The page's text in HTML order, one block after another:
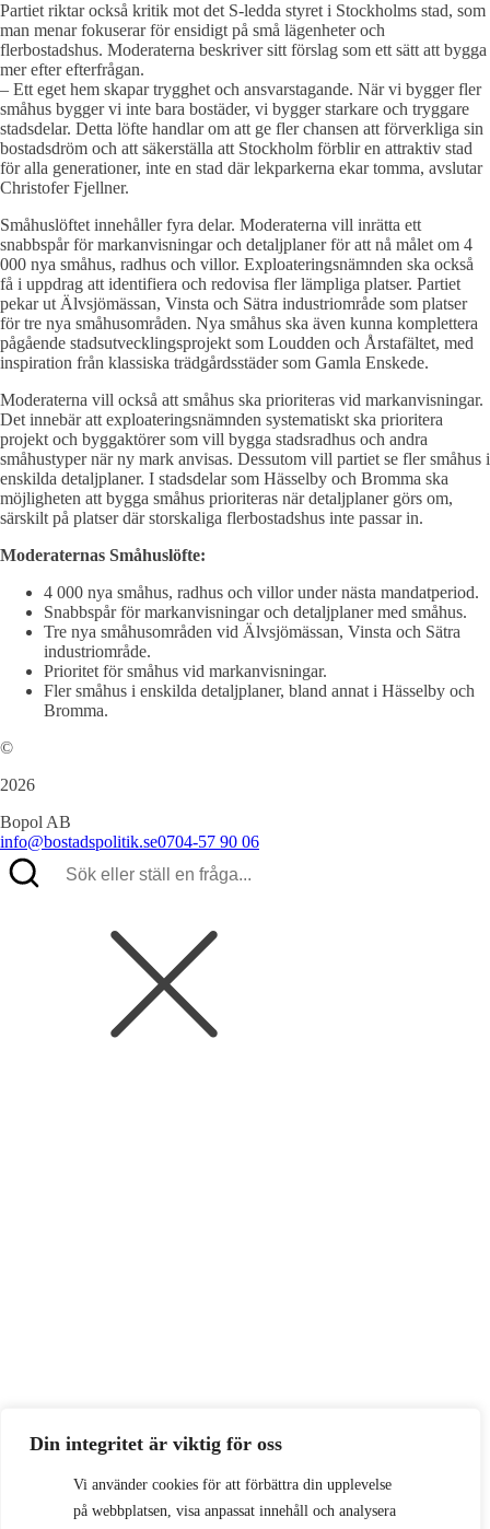
Din integritet är viktig för oss
Vi använder cookies för att förbättra din upplevelse
på webbplatsen, visa anpassat innehåll och analysera
Partiet riktar också kritik mot det S-ledda styret i Stockholms stad, som
man menar fokuserar för ensidigt på små lägenheter och
flerbostadshus. Moderaterna beskriver sitt förslag som ett sätt att bygga
mer efter efterfrågan.
– Ett eget hem skapar trygghet och ansvarstagande. När vi bygger fler
småhus bygger vi inte bara bostäder, vi bygger starkare och tryggare
stadsdelar. Detta löfte handlar om att ge fler chansen att förverkliga sin
bostadsdröm och att säkerställa att Stockholm förblir en attraktiv stad
för alla generationer, inte en stad där lekparkerna ekar tomma, avslutar
Christofer Fjellner.
Småhuslöftet innehåller fyra delar. Moderaterna vill inrätta ett
snabbspår för markanvisningar och detaljplaner för att nå målet om 4
000 nya småhus, radhus och villor. Exploateringsnämnden ska också
få i uppdrag att identifiera och redovisa fler lämpliga platser. Partiet
pekar ut Älvsjömässan, Vinsta och Sätra industriområde som platser
för tre nya småhusområden. Nya småhus ska även kunna komplettera
pågående stadsutvecklingsprojekt som Loudden och Årstafältet, med
inspiration från klassiska trädgårdsstäder som Gamla Enskede.
Moderaterna vill också att småhus ska prioriteras vid markanvisningar.
Det innebär att exploateringsnämnden systematiskt ska prioritera
projekt och byggaktörer som vill bygga stadsradhus och andra
småhustyper när ny mark anvisas. Dessutom vill partiet se fler småhus i
enskilda detaljplaner. I stadsdelar som Hässelby och Bromma ska
möjligheten att bygga småhus prioriteras när detaljplaner görs om,
särskilt på platser där storskaliga flerbostadshus inte passar in.
Moderaternas Småhuslöfte:
4 000 nya småhus, radhus och villor under nästa mandatperiod.
Snabbspår för markanvisningar och detaljplaner med småhus.
Tre nya småhusområden vid Älvsjömässan, Vinsta och Sätra
industriområde.
Prioritet för småhus vid markanvisningar.
Fler småhus i enskilda detaljplaner, bland annat i Hässelby och
Bromma.
©
2026
Bopol AB
info@bostadspolitik.se0704-57 90 06